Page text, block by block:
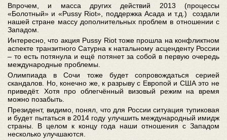
Впрочем, и масса других действий 2013 (процессы
«Болотный» и «Pussy Riot», поддержка Асада и т.д.) создали
нашей стране массу дополнительных проблем в отношении с
Западом.
Интересно, что акция Pussy Riot тоже прошла на конфликтном
аспекте транзитного Сатурна к натальному асценденту России
– то есть потянула и ещё потянет за собой в первую очередь
международные проблемы.
Олимпиада в Сочи тоже будет сопровождаться серией
скандалов. Но, конечно же, к разрыву с Европой и США это не
приведёт. Хотя про облегчённый визовый режим на время
можно позабыть.
Президент, видимо, понял, что для России ситуация тупиковая
и будет пытаться в 2014 году улучшить международный имидж
страны. В целом к концу года наши отношения с Западом
несколько улучшаются.